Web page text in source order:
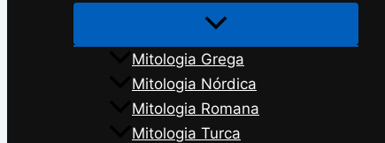
Mitologia Grega
Mitologia Nórdica
Mitologia Romana
Mitologia Turca